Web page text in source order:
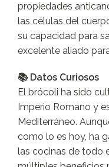
propiedades
las células del
su capacidad para
excelente aliado
📚 Datos Curiosos
El brócoli ha sido
Imperio Romano y
Mediterráneo.
como lo es hoy, ha
las cocinas de todo